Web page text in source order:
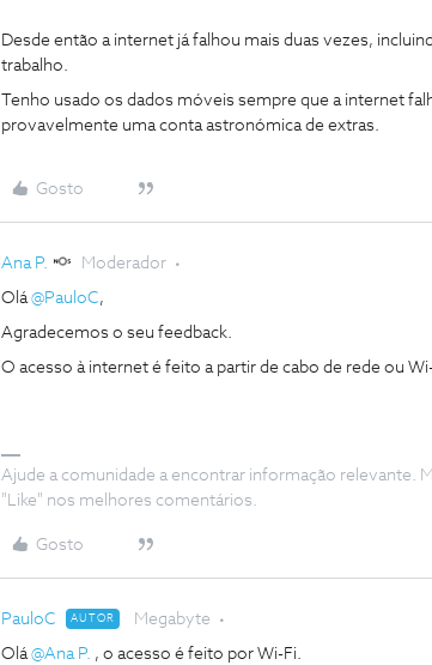
Desde então a internet já falhou mais duas vezes,
trabalho.
Tenho usado os dados móveis sempre que a internet
provavelmente uma conta astronómica de extras.
Gosto
Ana P. Moderador
Olá @PauloC,
Agradecemos o seu feedback.
O acesso à internet é feito a partir de cabo de rede ou
Ajude a comunidade a encontrar informação relevante.
"Like" nos melhores comentários.
Gosto
PauloC AUTOR Megabyte
Olá @Ana P. , o acesso é feito por Wi-Fi.